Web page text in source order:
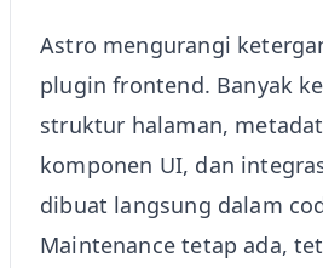
Astro mengurangi
plugin frontend. Banyak
struktur halaman,
komponen UI, dan
dibuat langsung dalam
Maintenance tetap ada,